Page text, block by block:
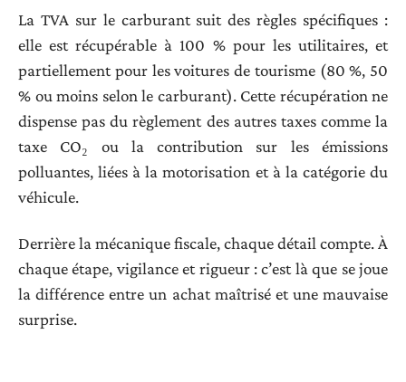
La TVA sur le carburant suit des règles spécifiques :
elle est récupérable à 100 % pour les utilitaires, et
partiellement pour les voitures de tourisme (80 %, 50
% ou moins selon le carburant). Cette récupération ne
dispense pas du règlement des autres taxes comme la
taxe CO₂ ou la contribution sur les émissions
polluantes, liées à la motorisation et à la catégorie du
véhicule.
Derrière la mécanique fiscale, chaque détail compte. À
chaque étape, vigilance et rigueur : c’est là que se joue
la différence entre un achat maîtrisé et une mauvaise
surprise.